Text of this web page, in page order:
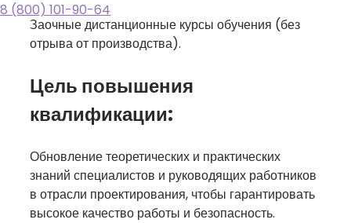
8 (800) 101-90-64
Заочные дистанционные курсы обучения (без
отрыва от производства).
Цель повышения
квалификации:
Обновление теоретических и практических
знаний специалистов и руководящих работников
в отрасли проектирования, чтобы гарантировать
высокое качество работы и безопасность.